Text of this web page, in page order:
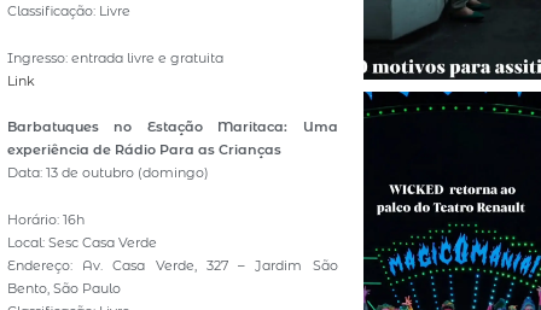
Classificação: Livre
Ingresso: entrada livre e gratuita
Link
Barbatuques no Estação Maritaca: Uma
experiência de Rádio Para as Crianças
Data: 13 de outubro (domingo)
Horário: 16h
Local: Sesc Casa Verde
Endereço: Av. Casa Verde, 327 – Jardim São
Bento, São Paulo